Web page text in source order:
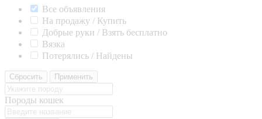
Все объявления
На продажу / Купить
Добрые руки / Взять бесплатно
Вязка
Потерялись / Найдены
Сбросить Применить
Породы кошек